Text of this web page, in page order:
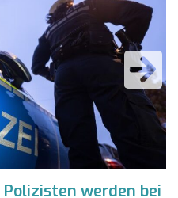
werden bei